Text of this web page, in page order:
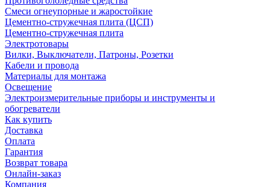
Смеси огнеупорные и жаростойкие
Цементно-стружечная плита (ЦСП)
Цементно-стружечная плита
Электротовары
Вилки, Выключатели, Патроны, Розетки
Кабели и провода
Материалы для монтажа
Освещение
Электроизмерительные приборы и инструменты и
обогреватели
Как купить
Доставка
Оплата
Гарантия
Возврат товара
Онлайн-заказ
Компания